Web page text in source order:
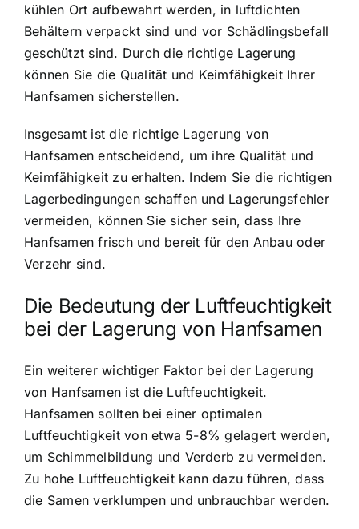
kühlen Ort aufbewahrt werden, in luftdichten
Behältern verpackt sind und vor Schädlingsbefall
geschützt sind. Durch die richtige Lagerung
können Sie die Qualität und Keimfähigkeit Ihrer
Hanfsamen sicherstellen.
Insgesamt ist die richtige Lagerung von
Hanfsamen entscheidend, um ihre Qualität und
Keimfähigkeit zu erhalten. Indem Sie die richtigen
Lagerbedingungen schaffen und Lagerungsfehler
vermeiden, können Sie sicher sein, dass Ihre
Hanfsamen frisch und bereit für den Anbau oder
Verzehr sind.
Die Bedeutung der Luftfeuchtigkeit
bei der Lagerung von Hanfsamen
Ein weiterer wichtiger Faktor bei der Lagerung
von Hanfsamen ist die Luftfeuchtigkeit.
Hanfsamen sollten bei einer optimalen
Luftfeuchtigkeit von etwa 5-8% gelagert werden,
um Schimmelbildung und Verderb zu vermeiden.
Zu hohe Luftfeuchtigkeit kann dazu führen, dass
die Samen verklumpen und unbrauchbar werden.